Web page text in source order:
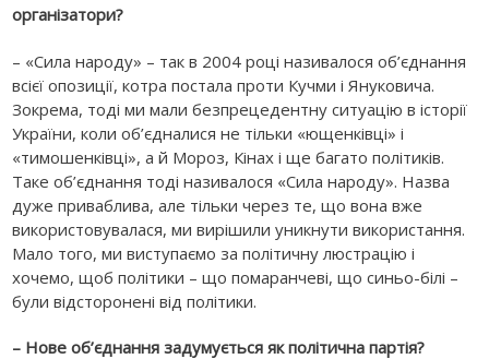
організатори?
– «Сила народу» – так в 2004 році називалося об’єднання
всієї опозиції, котра постала проти Кучми і Януковича.
Зокрема, тоді ми мали безпрецедентну ситуацію в історії
України, коли об’єдналися не тільки «ющенківці» і
«тимошенківці», а й Мороз, Кінах і ще багато політиків.
Таке об’єднання тоді називалося «Сила народу». Назва
дуже приваблива, але тільки через те, що вона вже
використовувалася, ми вирішили уникнути використання.
Мало того, ми виступаємо за політичну люстрацію і
хочемо, щоб політики – що помаранчеві, що синьо-білі –
були відсторонені від політики.
– Нове об’єднання задумується як політична партія?